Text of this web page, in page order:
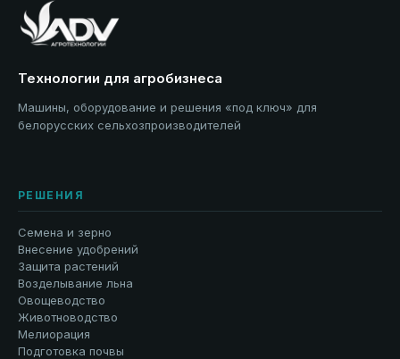
Технологии для агробизнеса
Машины, оборудование и решения «под ключ» для
белорусских сельхозпроизводителей
РЕШЕНИЯ
Семена и зерно
Внесение удобрений
Защита растений
Возделывание льна
Овощеводство
Животноводство
Мелиорация
Подготовка почвы